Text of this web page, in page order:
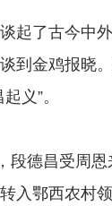
了古今中外
到金鸡报晓
义”。
德昌受周恩
入鄂西农村